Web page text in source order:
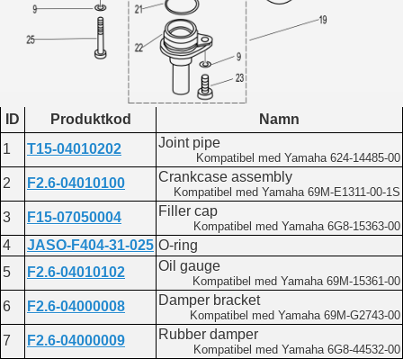
ID Produktkod
Namn
1
T15-04010202 Joint pipe
Kompatibel med Yamaha 624-14485-00
2 F2.6-04010100 Crankcase assembly
Kompatibel med Yamaha 69M-E1311-00-1S
3 F15-07050004 Filler cap
Kompatibel med Yamaha 6G8-15363-00
4 JASO-F404-31-025 O-ring
5
F2.6-04010102 Oil gauge
Kompatibel med Yamaha 69M-15361-00
6 F2.6-04000008 Damper bracket
Kompatibel med Yamaha 69M-G2743-00
7 F2.6-04000009 Rubber damper
Kompatibel med Yamaha 6G8-44532-00